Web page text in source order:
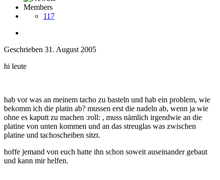
Members
117
Geschrieben 31. August 2005
hi leute
hab vor was an meinem tacho zu basteln und hab ein problem, wie
bekomm ich die platin ab? mussen erst die nadeln ab, wenn ja wie
ohne es kaputt zu machen :roll: , muss nämlich irgendwie an die
platine von unten kommen und an das streuglas was zwischen
platine und tachoscheiben sitzt.
hoffe jemand von euch hatte ihn schon soweit auseinander gebaut
und kann mir helfen.